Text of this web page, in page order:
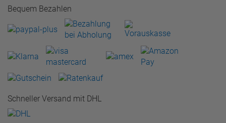
Bequem Bezahlen
Schneller Versand mit DHL